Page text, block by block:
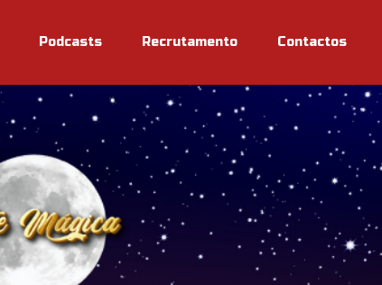
Podcasts Recrutamento Contactos